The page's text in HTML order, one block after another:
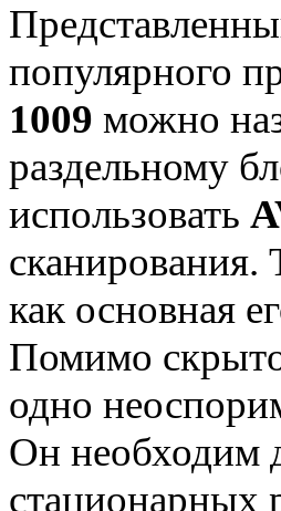
популярного
1009 можно
раздельному
использовать
сканирования.
как основная
Помимо
одно
Он необходим
стационарных